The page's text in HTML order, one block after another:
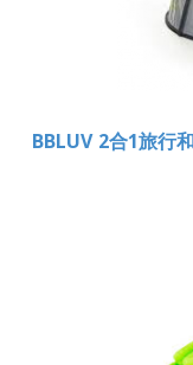
BBLUV 2合1旅行